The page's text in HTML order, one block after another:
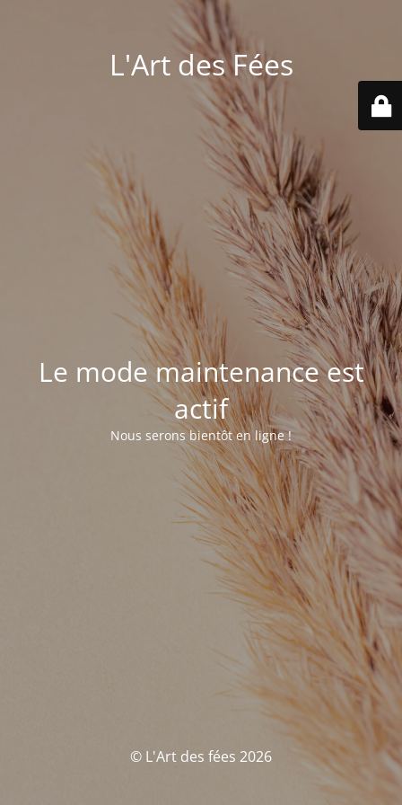
L'Art des Fées
Le mode maintenance est
actif
Nous serons bientôt en ligne !
© L'Art des fées 2026